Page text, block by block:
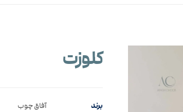
کلوزت
برند آفاق چوب